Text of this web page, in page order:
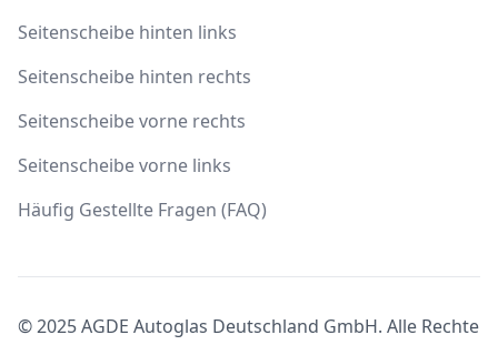
Seitenscheibe hinten links
Seitenscheibe hinten rechts
Seitenscheibe vorne rechts
Seitenscheibe vorne links
Häufig Gestellte Fragen (FAQ)
© 2025 AGDE Autoglas Deutschland GmbH. Alle Rechte